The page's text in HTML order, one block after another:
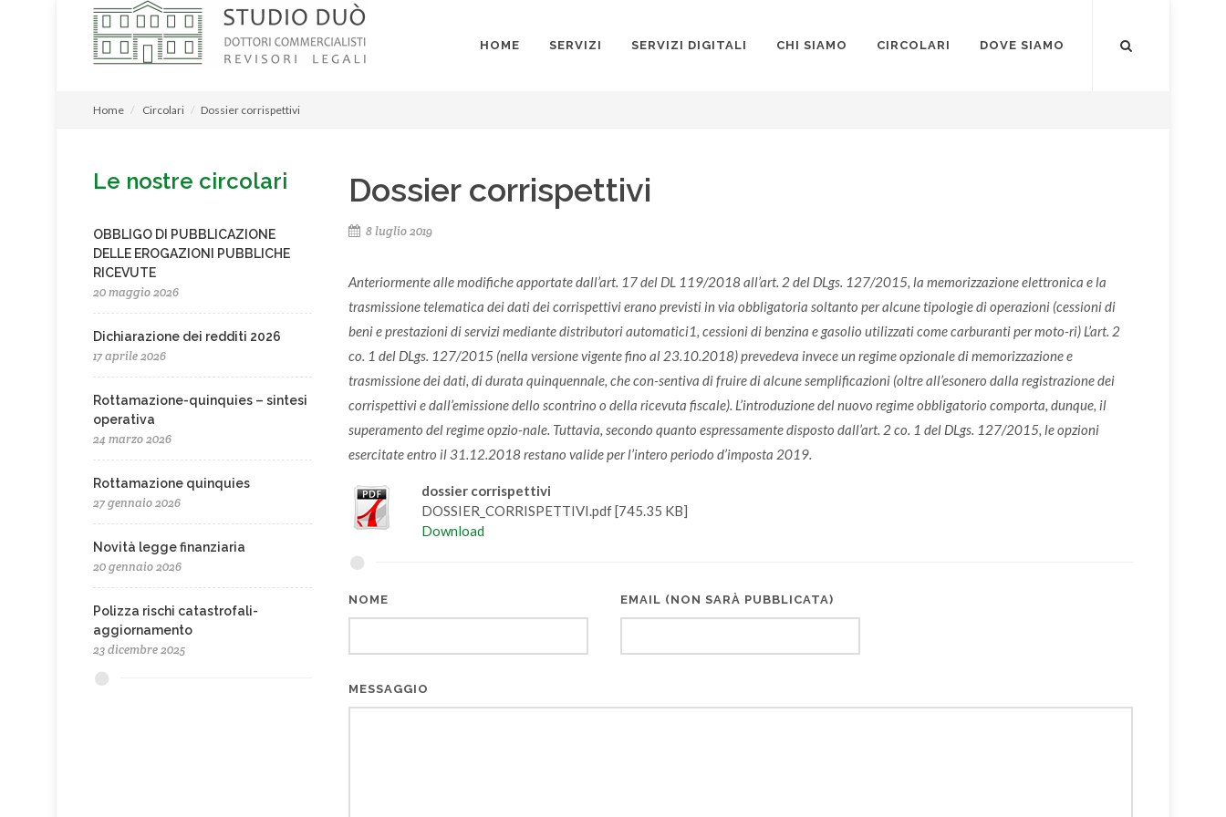
HOME SERVIZI SERVIZI DIGITALI CHI SIAMO CIRCOLARI DOVE SIAMO
Home Circolari Dossier corrispettivi
Dossier corrispettivi
8 luglio 2019
Anteriormente alle modifiche apportate dall’art. 17 del DL 119/2018 all’art. 2 del DLgs. 127/2015, la memorizzazione elettronica e la
trasmissione telematica dei dati dei corrispettivi erano previsti in via obbligatoria soltanto per alcune tipologie di operazioni (cessioni di
beni e prestazioni di servizi mediante distributori automatici1, cessioni di benzina e gasolio utilizzati come carburanti per moto-ri) L’art. 2
co. 1 del DLgs. 127/2015 (nella versione vigente fino al 23.10.2018) prevedeva invece un regime opzionale di memorizzazione e
trasmissione dei dati, di durata quinquennale, che con-sentiva di fruire di alcune semplificazioni (oltre all’esonero dalla registrazione dei
corrispettivi e dall’emissione dello scontrino o della ricevuta fiscale). L’introduzione del nuovo regime obbligatorio comporta, dunque, il
superamento del regime opzio-nale. Tuttavia, secondo quanto espressamente disposto dall’art. 2 co. 1 del DLgs. 127/2015, le opzioni
esercitate entro il 31.12.2018 restano valide per l’intero periodo d’imposta 2019.
dossier corrispettivi
DOSSIER_CORRISPETTIVI.pdf [745.35 KB]
Download
NOME EMAIL (NON SARÀ PUBBLICATA)
MESSAGGIO
Le nostre circolari
OBBLIGO DI PUBBLICAZIONE
DELLE EROGAZIONI PUBBLICHE
RICEVUTE
20 maggio 2026
Dichiarazione dei redditi 2026
17 aprile 2026
Rottamazione-quinquies – sintesi
operativa
24 marzo 2026
Rottamazione quinquies
27 gennaio 2026
Novità legge finanziaria
20 gennaio 2026
Polizza rischi catastrofali-
aggiornamento
23 dicembre 2025